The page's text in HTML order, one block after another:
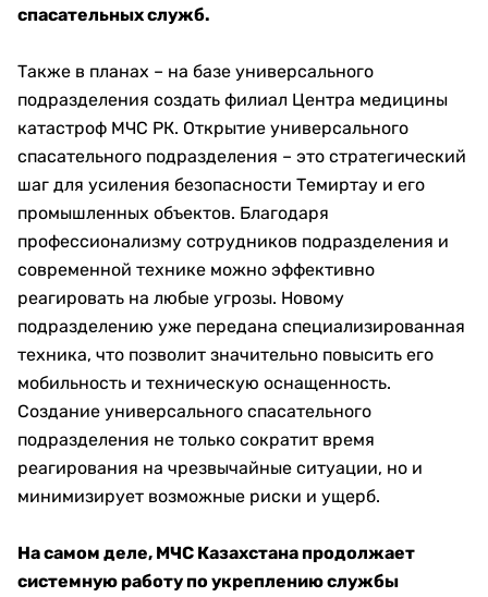
спасательных служб.
Также в планах – на базе универсального
подразделения создать филиал Центра медицины
катастроф МЧС РК. Открытие универсального
спасательного подразделения – это стратегический
шаг для усиления безопасности Темиртау и его
промышленных объектов. Благодаря
профессионализму сотрудников подразделения и
современной технике можно эффективно
реагировать на любые угрозы. Новому
подразделению уже передана специализированная
техника, что позволит значительно повысить его
мобильность и техническую оснащенность.
Создание универсального спасательного
подразделения не только сократит время
реагирования на чрезвычайные ситуации, но и
минимизирует возможные риски и ущерб.
На самом деле, МЧС Казахстана продолжает
системную работу по укреплению службы